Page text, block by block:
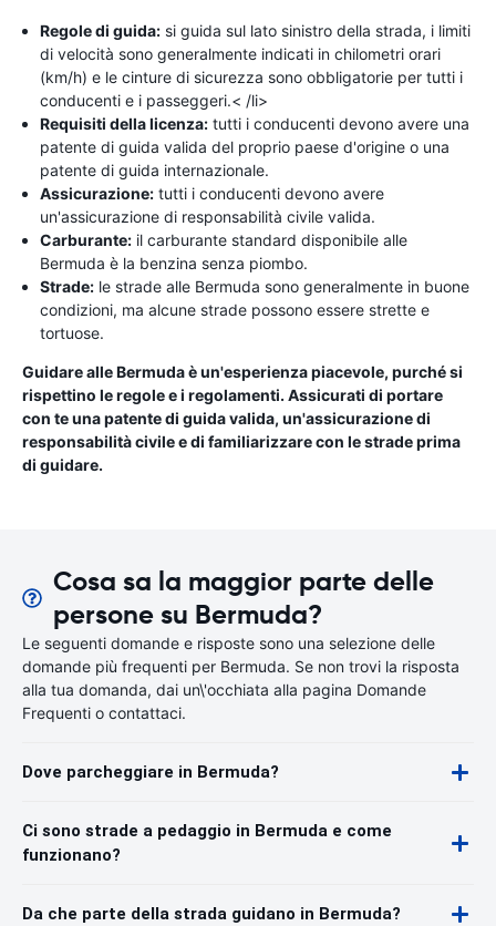
Regole di guida: si guida sul lato sinistro della strada, i limiti
di velocità sono generalmente indicati in chilometri orari
(km/h) e le cinture di sicurezza sono obbligatorie per tutti i
conducenti e i passeggeri.< /li>
Requisiti della licenza: tutti i conducenti devono avere una
patente di guida valida del proprio paese d'origine o una
patente di guida internazionale.
Assicurazione: tutti i conducenti devono avere
un'assicurazione di responsabilità civile valida.
Carburante: il carburante standard disponibile alle
Bermuda è la benzina senza piombo.
Strade: le strade alle Bermuda sono generalmente in buone
condizioni, ma alcune strade possono essere strette e
tortuose.
Guidare alle Bermuda è un'esperienza piacevole, purché si
rispettino le regole e i regolamenti. Assicurati di portare
con te una patente di guida valida, un'assicurazione di
responsabilità civile e di familiarizzare con le strade prima
di guidare.
Cosa sa la maggior parte delle
persone su Bermuda?
Le seguenti domande e risposte sono una selezione delle
domande più frequenti per Bermuda. Se non trovi la risposta
alla tua domanda, dai un\'occhiata alla pagina Domande
Frequenti o contattaci.
Dove parcheggiare in Bermuda?
Ci sono strade a pedaggio in Bermuda e come
funzionano?
Da che parte della strada guidano in Bermuda?